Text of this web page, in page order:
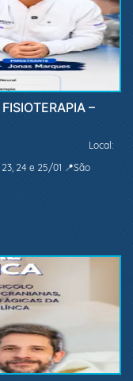
–
Local:
24 e 25/01 📍São